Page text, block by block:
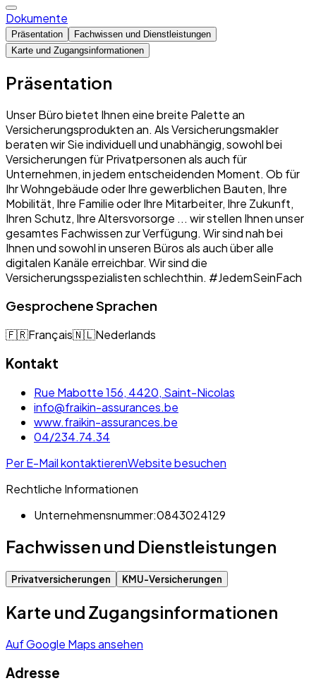
Dokumente
Präsentation
Fachwissen und Dienstleistungen
Karte und Zugangsinformationen
Präsentation
Unser Büro bietet Ihnen eine breite Palette an
Versicherungsprodukten an. Als Versicherungsmakler
beraten wir Sie individuell und unabhängig, sowohl bei
Versicherungen für Privatpersonen als auch für
Unternehmen, in jedem entscheidenden Moment. Ob für
Ihr Wohngebäude oder Ihre gewerblichen Bauten, Ihre
Mobilität, Ihre Familie oder Ihre Mitarbeiter, Ihre Zukunft,
Ihren Schutz, Ihre Altersvorsorge ... wir stellen Ihnen unser
gesamtes Fachwissen zur Verfügung. Wir sind nah bei
Ihnen und sowohl in unseren Büros als auch über alle
digitalen Kanäle erreichbar. Wir sind die
Versicherungsspezialisten schlechthin. #JedemSeinFach
Gesprochene Sprachen
🇫🇷Français🇳🇱Nederlands
Kontakt
Rue Mabotte 156, 4420, Saint-Nicolas
info@fraikin-assurances.be
www.fraikin-assurances.be
04/234.74.34
Per E-Mail kontaktierenWebsite besuchen
Rechtliche Informationen
Unternehmensnummer:0843024129
Fachwissen und Dienstleistungen
Privatversicherungen KMU-Versicherungen
Karte und Zugangsinformationen
Auf Google Maps ansehen
Adresse